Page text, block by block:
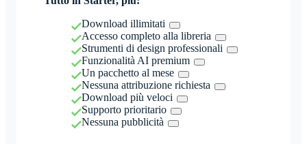
Download illimitati
Accesso completo alla libreria
Strumenti di design professionali
Funzionalità AI premium
Un pacchetto al mese
Nessuna attribuzione richiesta
Download più veloci
Supporto prioritario
Nessuna pubblicità